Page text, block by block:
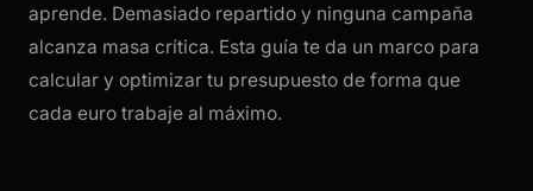
aprende. Demasiado repartido y ninguna campaña
alcanza masa crítica. Esta guía te da un marco para
calcular y optimizar tu presupuesto de forma que
cada euro trabaje al máximo.